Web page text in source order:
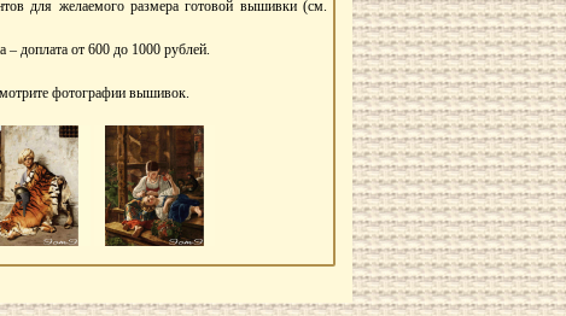
для желаемого размера готовой вышивки (см.
– доплата от 600 до 1000 рублей.
фотографии вышивок.